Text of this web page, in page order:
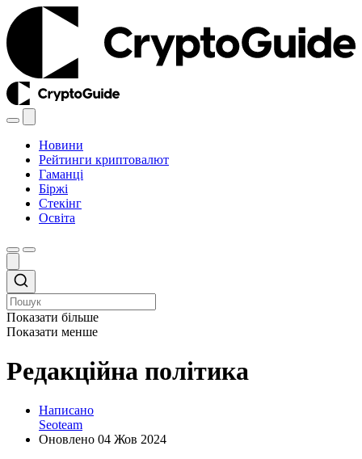
Новини
Рейтинги криптовалют
Гаманці
Біржі
Стекінг
Освіта
Показати більше
Показати менше
Редакційна політика
Написано
Seoteam
Оновлено 04 Жов 2024